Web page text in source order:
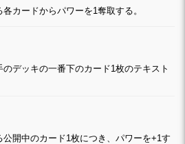
カードからパワーを1奪取する。
デッキの一番下のカード1枚のテキスト
開中のカード1枚につき、パワーを+1す